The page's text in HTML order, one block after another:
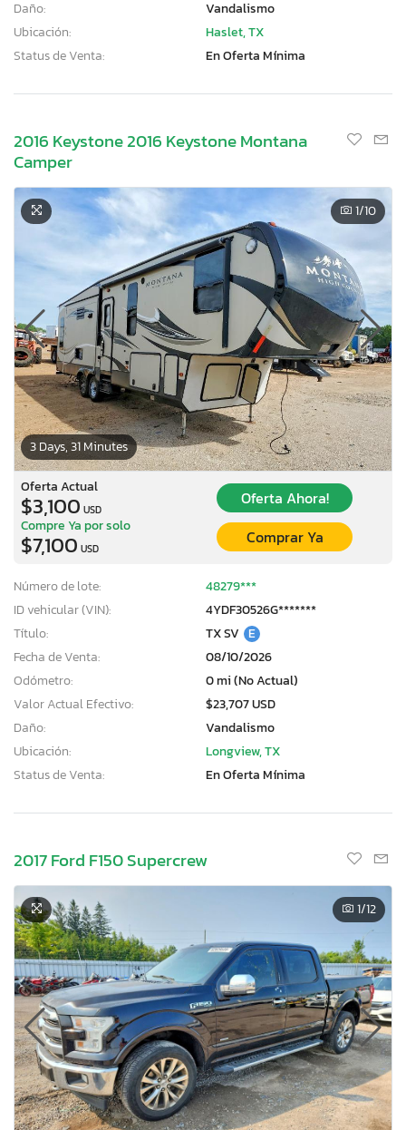
Daño:
Vandalismo
Ubicación:
Haslet, TX
Status de Venta:
En Oferta Mínima
2016 Keystone 2016 Keystone Montana
Camper
3 Days, 31 Minutes
1/10
Oferta Actual
$3,100 USD
Oferta Ahora!
Compre Ya por solo
$7,100 USD
Comprar Ya
Número de lote:
48279***
ID vehicular (VIN):
4YDF30526G*******
Título:
TX SV E
Fecha de Venta:
08/10/2026
Odómetro:
0 mi (No Actual)
Valor Actual Efectivo:
$23,707 USD
Daño:
Vandalismo
Ubicación:
Longview, TX
Status de Venta:
En Oferta Mínima
2017 Ford F150 Supercrew
1/12